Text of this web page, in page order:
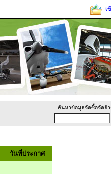
เ
ค้นหาข้อมูลจัดซื้อจัดจ้า
วันที่ประกาศ